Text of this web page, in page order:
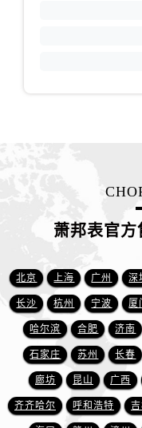
萧邦表官
北京 上海 广州 深
长沙 杭州 宁波 厦
哈尔滨 合肥 济南
石家庄 苏州 长春
廊坊 昆山 广西
齐齐哈尔 呼和浩特